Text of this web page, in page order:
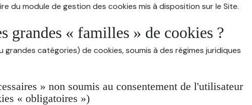
du module de gestion des cookies mis à disposition sur le Site.
grandes « familles » de cookies ?
grandes catégories) de cookies, soumis à des régimes juridiques
» non soumis au consentement de l'utilisateur
« obligatoires »)